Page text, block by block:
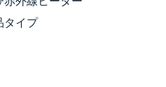
タイプ